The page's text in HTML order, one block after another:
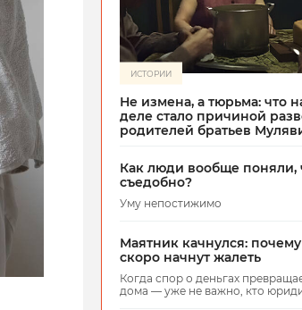
ИСТОРИИ
Не измена, а тюрьма: что
деле стало причиной
родителей братьев
Как люди вообще поняли,
съедобно?
Уму непостижимо
Маятник качнулся:
скоро начнут жалеть
Когда спор о деньгах
дома — уже не важно, кто